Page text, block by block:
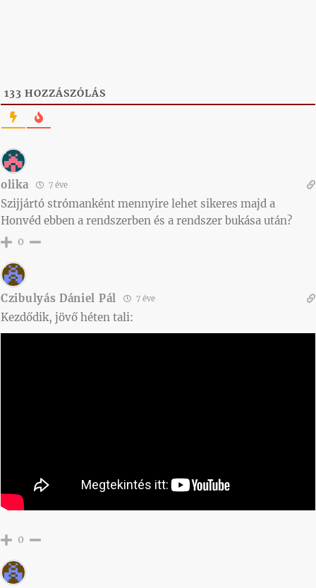
133 HOZZÁSZÓLÁS
olika 7 éve
Szijjártó strómanként mennyire lehet sikeres majd a
Honvéd ebben a rendszerben és a rendszer bukása után?
0
Czibulyás Dániel Pál 7 éve
Kezdődik, jövő héten tali:
0